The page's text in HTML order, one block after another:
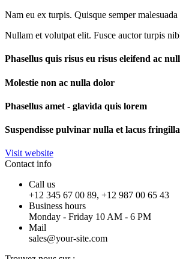
Nam eu ex turpis. Quisque semper
Nullam et volutpat elit. Fusce auctor turpis
Phasellus quis risus eu risus eleifend ac
Molestie non ac nulla dolor
Phasellus amet - glavida quis lorem
Suspendisse pulvinar nulla et lacus
Visit website
Contact info
Call us
+12 345 67 00 89, +12 987 00 65 43
Business hours
Monday - Friday 10 AM - 6 PM
Mail
sales@your-site.com